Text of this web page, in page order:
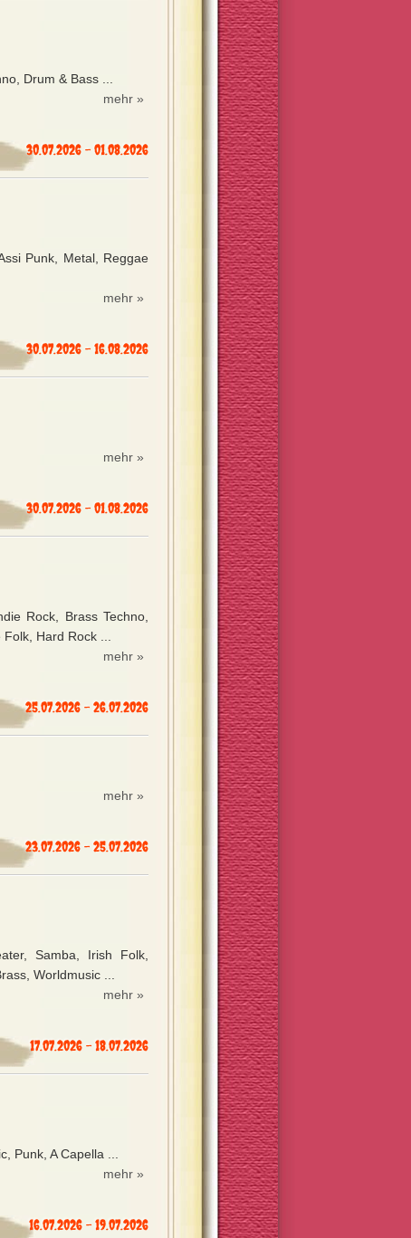
Drum & Bass ...
mehr »
30.07.2026 - 01.08.2026
Punk, Metal, Reggae
mehr »
30.07.2026 - 16.08.2026
mehr »
30.07.2026 - 01.08.2026
Rock, Brass Techno,
Hard Rock ...
mehr »
25.07.2026 - 26.07.2026
mehr »
23.07.2026 - 25.07.2026
Samba, Irish Folk,
Worldmusic ...
mehr »
17.07.2026 - 18.07.2026
Punk, A Capella ...
mehr »
16.07.2026 - 19.07.2026